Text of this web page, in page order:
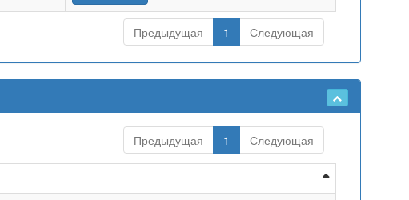
Предыдущая 1 Следующая
Предыдущая 1 Следующая